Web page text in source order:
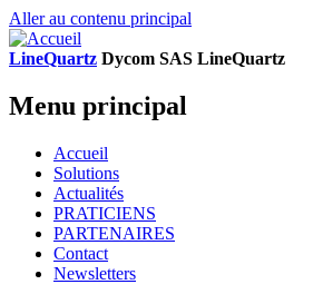
Aller au contenu principal
LineQuartz Dycom SAS LineQuartz
Menu principal
Accueil
Solutions
Actualités
PRATICIENS
PARTENAIRES
Contact
Newsletters